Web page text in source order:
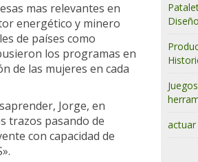
mas relevantes en
energético y minero
de países como
los programas en
de las mujeres en cada
Jorge, en
trazos pasando de
con capacidad de
Diseño